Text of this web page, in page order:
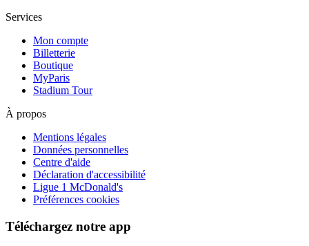
Services
Mon compte
Billetterie
Boutique
MyParis
Stadium Tour
À propos
Mentions légales
Données personnelles
Centre d'aide
Déclaration d'accessibilité
Ligue 1 McDonald's
Préférences cookies
Téléchargez notre app